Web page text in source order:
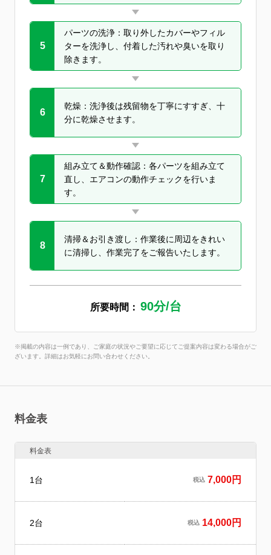
5
パーツの洗浄：取り外したカバーやフィル
ターを洗浄し、付着した汚れや臭いを取り
除きます。
6
乾燥：洗浄後は残留物を丁寧にすすぎ、十
分に乾燥させます。
7
組み立て＆動作確認：各パーツを組み立て
直し、エアコンの動作チェックを行いま
す。
8
清掃＆お引き渡し：作業後に周辺をきれい
に清掃し、作業完了をご報告いたします。
所要時間： 90分/台
※掲載の内容は一例であり、ご家庭の状況やご要望に応じてご提案内容は変わる場合がご
ざいます。詳細はお気軽にお問い合わせください。
料金表
料金表
1台 税込 7,000円
2台 税込 14,000円